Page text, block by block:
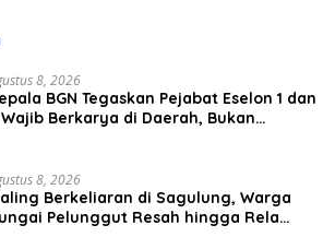
8, 2026
BGN Tegaskan Pejabat Eselon 1 dan
Wajib Berkarya di Daerah, Bukan
8, 2026
Berkeliaran di Sagulung, Warga
Pelunggut Resah hingga Rela